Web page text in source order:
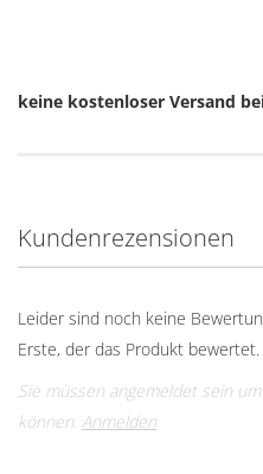
keine kostenloser Versand
Kundenrezensionen
Leider sind noch keine
Erste, der das Produkt bewertet.
Sie müssen angemeldet sein
können. Anmelden